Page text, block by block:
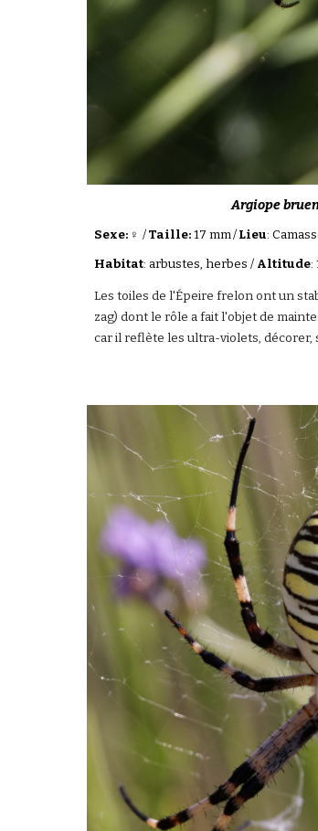
Argiope
Sexe: ♀ /Taille:17 mm/Lieu:
Habitat: arbustes, herbes / Altitude:
Les toiles de l'Épeire frelonont un
zag) dont le rôle a fait l'objet de
car il reflète les ultra-violets, décorer,